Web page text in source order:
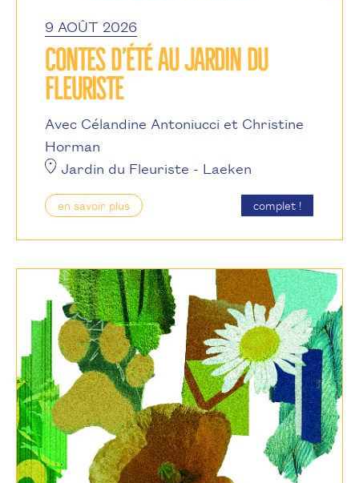
9 AOÛT 2026
CONTES D’ÉTÉ AU JARDIN DU
FLEURISTE
Avec Célandine Antoniucci et Christine
Horman
Jardin du Fleuriste - Laeken
en savoir plus complet !